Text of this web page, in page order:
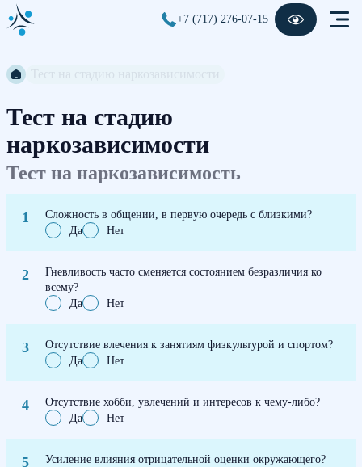
+7 (717) 276-07-15
Тест на стадию
наркозависимости
Тест на наркозависимость
Сложность в общении, в первую очередь с близкими?
Да
Нет
Гневливость часто сменяется состоянием безразличия ко
всему?
Да
Нет
Отсутствие влечения к занятиям физкультурой и спортом?
Да
Нет
Отсутствие хобби, увлечений и интересов к чему-либо?
Да
Нет
Усиление влияния отрицательной оценки окружающего?